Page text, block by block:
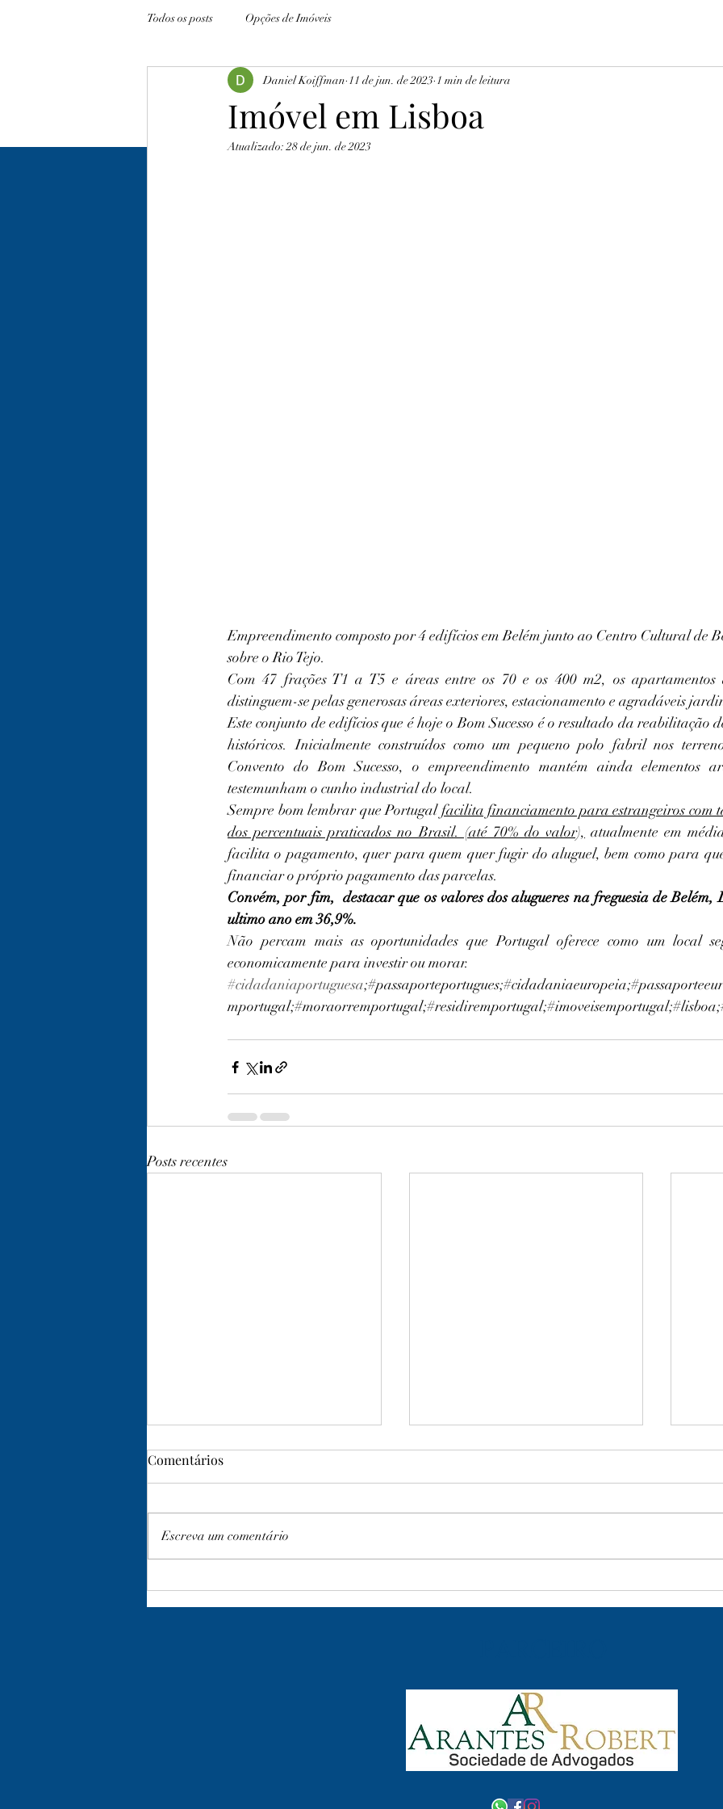
Todos os posts Opções de Imóveis
Imóvel em Lisboa
Daniel Koiffman 11 de jun. de 2023 1 min de leitura
Atualizado:28 de jun. de 2023
Empreendimento composto por 4 edifícios em Belém junto ao Centro Cultural de
sobre o Rio Tejo.
Com 47 frações T1 a T5 e áreas entre os 70 e os 400 m2, os apartamentos
distinguem-se pelas generosas áreas exteriores, estacionamento e agradáveis
Este conjunto de edifícios que é hoje o Bom Sucesso é o resultado da reabilitação
históricos. Inicialmente construídos como um pequeno polo fabril nos
Convento do Bom Sucesso, o empreendimento mantém ainda elementos
testemunham o cunho industrial do local.
Sempre bom lembrar que Portugal facilita financiamento para estrangeiros com
dos percentuais praticados no Brasil. (até 70% do valor), atualmente em
facilita o pagamento, quer para quem quer fugir do aluguel, bem como para
financiar o próprio pagamento das parcelas.
Convém, por fim,  destacar que os valores dos alugueres na freguesia de Belém,
ultimo ano em 36,9%.
Não percam mais as oportunidades que Portugal oferece como um local
economicamente para investir ou morar.
#cidadaniaportuguesa
Posts recentes
Contratar advogado para
cidadania portuguesa: dicas
Comentários
Escreva um comentário